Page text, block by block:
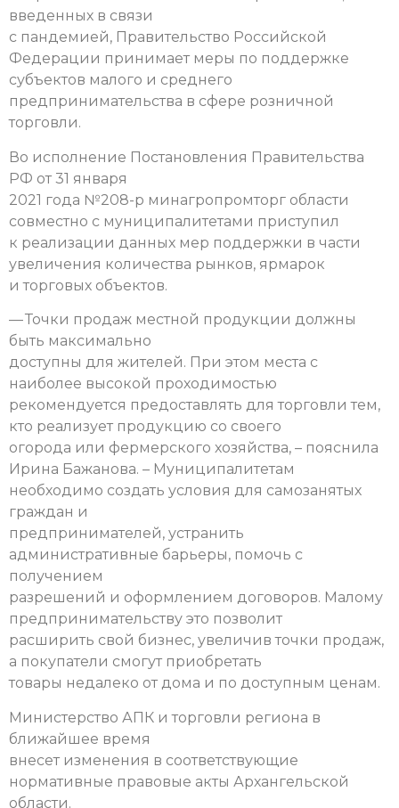
введенных в связи
с пандемией, Правительство Российской
Федерации принимает меры по поддержке
субъектов малого и среднего
предпринимательства в сфере розничной
торговли.
Во исполнение Постановления Правительства
РФ от 31 января
2021 года №208-р минагропромторг области
совместно с муниципалитетами приступил
к реализации данных мер поддержки в части
увеличения количества рынков, ярмарок
и торговых объектов.
— Точки продаж местной продукции должны
быть максимально
доступны для жителей. При этом места с
наиболее высокой проходимостью
рекомендуется предоставлять для торговли тем,
кто реализует продукцию со своего
огорода или фермерского хозяйства, – пояснила
Ирина Бажанова. – Муниципалитетам
необходимо создать условия для самозанятых
граждан и
предпринимателей, устранить
административные барьеры, помочь с
получением
разрешений и оформлением договоров. Малому
предпринимательству это позволит
расширить свой бизнес, увеличив точки продаж,
а покупатели смогут приобретать
товары недалеко от дома и по доступным ценам.
Министерство АПК и торговли региона в
ближайшее время
внесет изменения в соответствующие
нормативные правовые акты Архангельской
области.